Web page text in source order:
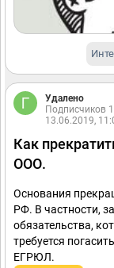
Удалено
Подписчиков
13.06.2019,
Как
ООО.
Основания
РФ. В частности,
обязательства,
требуется
ЕГРЮЛ.